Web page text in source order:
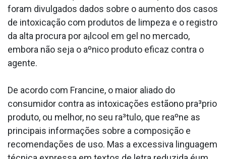
foram divulgados dados sobre o aumento dos casos
de intoxicação com produtos de limpeza e o registro
da alta procura por a¡lcool em gel no mercado,
embora não seja o aºnico produto eficaz contra o
agente.
De acordo com Francine, o maior aliado do
consumidor contra as intoxicações estãono pra³prio
produto, ou melhor, no seu ra³tulo, que reaºne as
principais informações sobre a composição e
recomendações de uso. Mas a excessiva linguagem